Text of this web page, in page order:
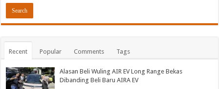
Recent Popular Comments Tags
Alasan Beli Wuling AIR EV Long Range Bekas
Dibanding Beli Baru AIRA EV